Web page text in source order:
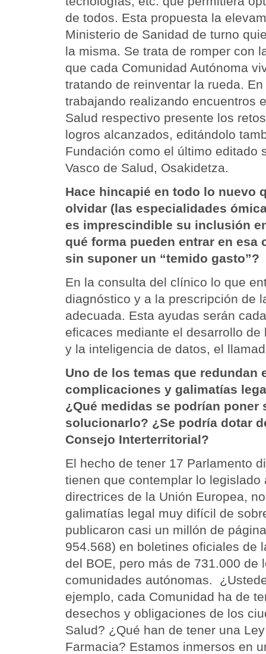
de todos. Esta propuesta la
Ministerio de Sanidad de turno
la misma. Se trata de romper con
que cada Comunidad Autónoma
tratando de reinventar la rueda.
trabajando realizando encuentros
Salud respectivo presente los
logros alcanzados, editándolo
Fundación como el último editado
Vasco de Salud, Osakidetza.
Hace hincapié en todo lo nuevo
olvidar (las especialidades
es imprescindible su inclusión
qué forma pueden entrar en
sin suponer un “temido gasto”?
En la consulta del clínico lo que
diagnóstico y a la prescripción de
adecuada. Esta ayudas serán
eficaces mediante el desarrollo
y la inteligencia de datos, el
Uno de los temas que redundan
complicaciones y galimatías
¿Qué medidas se podrían poner
solucionarlo? ¿Se podría dotar
Consejo Interterritorial?
El hecho de tener 17 Parlamento
tienen que contemplar lo legislado
directrices de la Unión Europea,
galimatías legal muy difícil de
publicaron casi un millón de
954.568) en boletines oficiales de
del BOE, pero más de 731.000 de
comunidades autónomas.
ejemplo, cada Comunidad ha de
desechos y obligaciones de los
Salud? ¿Qué han de tener una
Farmacia? Estamos inmersos en